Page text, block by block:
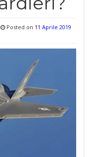
Posted on 11 Aprile 2019